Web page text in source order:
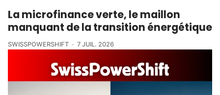
La microfinance verte, le maillon
manquant de la transition énergétique
SWISSPOWERSHIFT 7 JUIL. 2026